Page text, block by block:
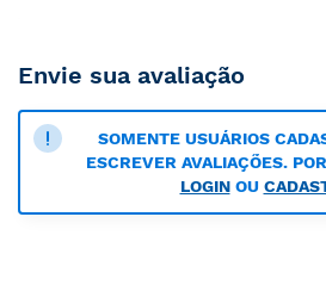
Envie sua avaliação
SOMENTE USUÁRIOS
ESCREVER AVALIAÇÕES.
LOGINOU